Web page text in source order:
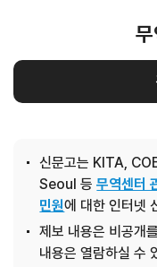
신문고는 KITA,
Seoul 등무역센터
민원에 대한 인터넷
제보 내용은 비공개
내용은 열람하실 수